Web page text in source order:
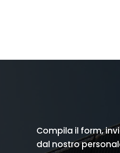
Compila il form,
dal nostro